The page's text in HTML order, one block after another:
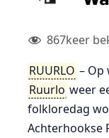
867keer
RUURLO – Op
Ruurlo weer
folkloredag
Achterhookse